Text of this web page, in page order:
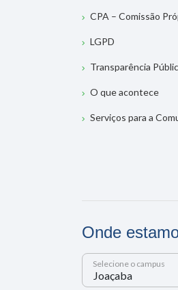
CPA – Comissão
LGPD
Transparência
O que acontece
Serviços para a
Onde
Selecione o campus